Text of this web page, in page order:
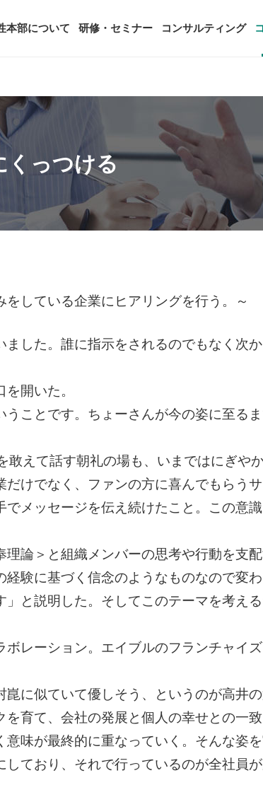
本部について 研修・セミナー コンサルティング
長所感
シンポジウム
携・国際交流活動
織
過去の活動実
生産性新聞
綱領・宣言集
生産性白書
足度調査（JCSI）
ー白書
賃金に関する調査研究・提言
自治体に関す
その他の調査
の取り組み
産性本部とは
生産性機関
賛助会員
採用情報
書籍
手帳
カイブ研修・セミナー
ダーメイド研修（企業内研修）
研修会場地図
サルタント紹介
コンサルタント候補について
くっつける
している企業にヒアリングを行う。～
ました。誰に指示をされるのでもなく次
開いた。
ことです。ちょーさんが今の姿に至る
えて話す朝礼の場も、いまではにぎや
けでなく、ファンの方に喜んでもらう
メッセージを伝え続けたこと。この意
論＞と組織メンバーの思考や行動を支
験に基づく信念のようなものなので変
と説明した。そしてこのテーマを考え
レーション。エイブルのフランチャイ
に似ていて優しそう、というのが高井の
育て、会社の発展と個人の幸せとの一
味が最終的に重なっていく。そんな姿
ており、それで行っているのが全社員